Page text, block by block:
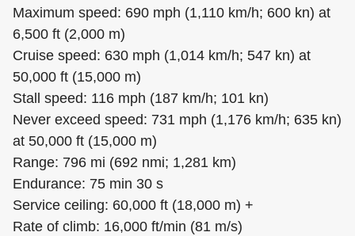
Maximum speed: 690 mph (1,110 km/h; 600 kn) at
6,500 ft (2,000 m)
Cruise speed: 630 mph (1,014 km/h; 547 kn) at
50,000 ft (15,000 m)
Stall speed: 116 mph (187 km/h; 101 kn)
Never exceed speed: 731 mph (1,176 km/h; 635 kn)
at 50,000 ft (15,000 m)
Range: 796 mi (692 nmi; 1,281 km)
Endurance: 75 min 30 s
Service ceiling: 60,000 ft (18,000 m) +
Rate of climb: 16,000 ft/min (81 m/s)